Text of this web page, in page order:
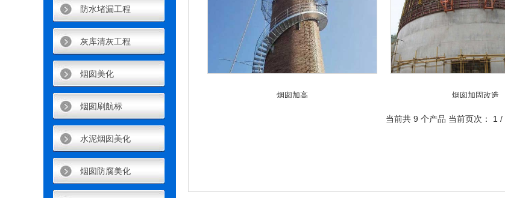
防水堵漏工程
灰库清灰工程
烟囱美化
烟囱刷航标
水泥烟囱美化
烟囱防腐美化
烟囱加高 烟囱加固改造
当前共 9 个产品 当前页次： 1 /